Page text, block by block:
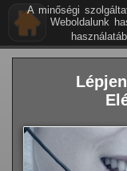
A minőségi
Weboldalunk